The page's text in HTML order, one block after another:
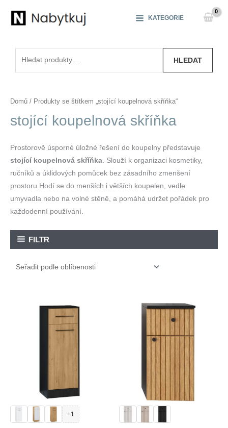
KATEGORIE
HLEDAT
Domů / Produkty se štítkem „stojící koupelnová skříňka“
stojící koupelnová skříňka
Prostorově úsporné úložné řešení do koupelny představuje
stojící koupelnová skříňka . Slouží k organizaci kosmetiky,
ručníků a úklidových pomůcek bez zásadního zmenšení
prostoru.Hodí se do menších i větších koupelen, vedle
umyvadla nebo na volné stěně, a pomáhá udržet pořádek pro
každodenní používání.
FILTR
+1